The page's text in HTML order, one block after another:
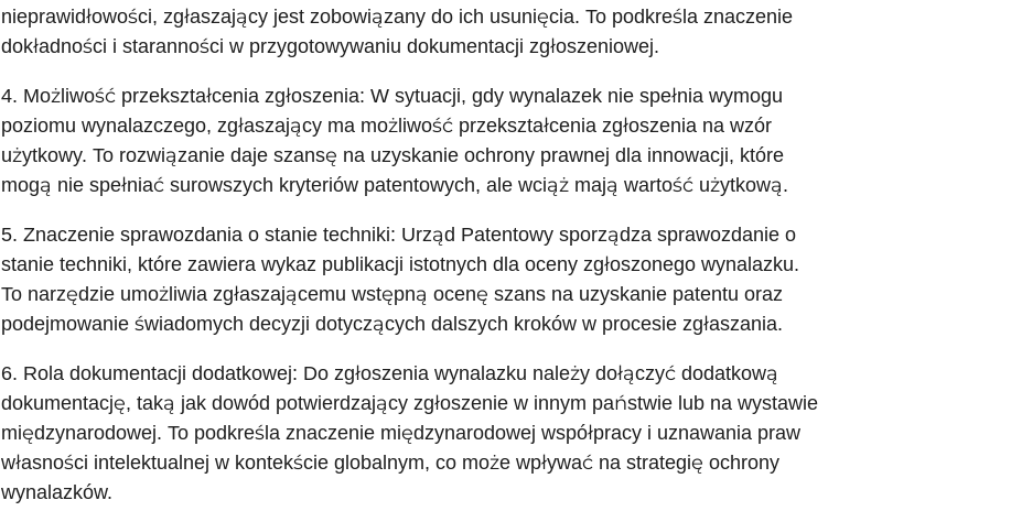
nieprawidłowości, zgłaszający jest zobowiązany do ich usunięcia. To podkreśla znaczenie
dokładności i staranności w przygotowywaniu dokumentacji zgłoszeniowej.
4. Możliwość przekształcenia zgłoszenia: W sytuacji, gdy wynalazek nie spełnia wymogu
poziomu wynalazczego, zgłaszający ma możliwość przekształcenia zgłoszenia na wzór
użytkowy. To rozwiązanie daje szansę na uzyskanie ochrony prawnej dla innowacji, które
mogą nie spełniać surowszych kryteriów patentowych, ale wciąż mają wartość użytkową.
5. Znaczenie sprawozdania o stanie techniki: Urząd Patentowy sporządza sprawozdanie o
stanie techniki, które zawiera wykaz publikacji istotnych dla oceny zgłoszonego wynalazku.
To narzędzie umożliwia zgłaszającemu wstępną ocenę szans na uzyskanie patentu oraz
podejmowanie świadomych decyzji dotyczących dalszych kroków w procesie zgłaszania.
6. Rola dokumentacji dodatkowej: Do zgłoszenia wynalazku należy dołączyć dodatkową
dokumentację, taką jak dowód potwierdzający zgłoszenie w innym państwie lub na wystawie
międzynarodowej. To podkreśla znaczenie międzynarodowej współpracy i uznawania praw
własności intelektualnej w kontekście globalnym, co może wpływać na strategię ochrony
wynalazków.